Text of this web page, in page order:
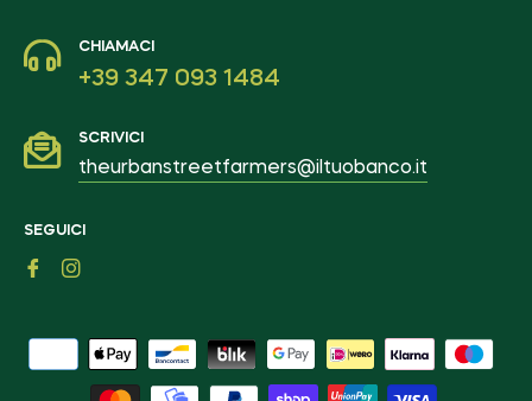
CHIAMACI
+39 347 093 1484
SCRIVICI
theurbanstreetfarmers@iltuobanco.it
SEGUICI
Fb Ins